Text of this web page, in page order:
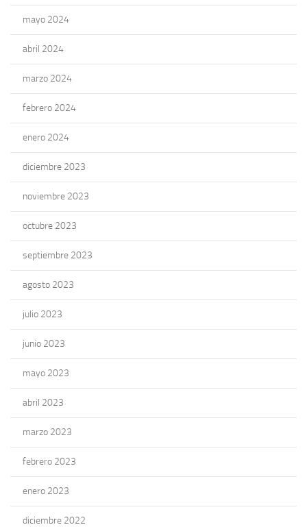
mayo 2024
abril 2024
marzo 2024
febrero 2024
enero 2024
diciembre 2023
noviembre 2023
octubre 2023
septiembre 2023
agosto 2023
julio 2023
junio 2023
mayo 2023
abril 2023
marzo 2023
febrero 2023
enero 2023
diciembre 2022